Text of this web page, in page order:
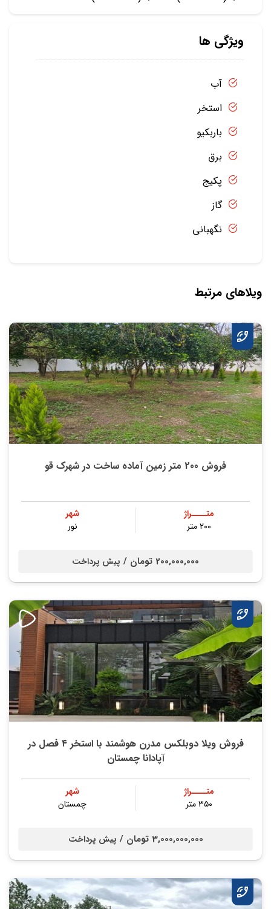
ویژگی ها
آب
استخر
باربکیو
برق
پکیج
گاز
نگهبانی
ویلاهای مرتبط
فروش 200 متر زمین آماده ساخت در شهرک قو
متــــراژ
۲۰۰ متر
شهر
نور
200,000,000 تومان / پیش پرداخت
فروش ویلا دوبلکس مدرن هوشمند با استخر ۴ فصل در
آپادانا چمستان
متــــراژ
۳۵۰ متر
شهر
چمستان
3,000,000,000 تومان / پیش پرداخت